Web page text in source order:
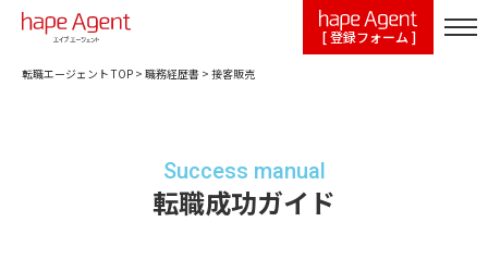
[ 登録フォーム ]
転職エージェント TOP > 職務経歴書 > 接客販売
Success manual
転職成功ガイド